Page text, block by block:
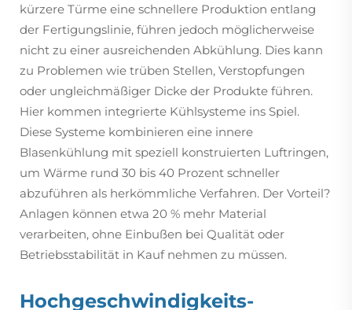
kürzere Türme eine schnellere Produktion entlang
der Fertigungslinie, führen jedoch möglicherweise
nicht zu einer ausreichenden Abkühlung. Dies kann
zu Problemen wie trüben Stellen, Verstopfungen
oder ungleichmäßiger Dicke der Produkte führen.
Hier kommen integrierte Kühlsysteme ins Spiel.
Diese Systeme kombinieren eine innere
Blasenkühlung mit speziell konstruierten Luftringen,
um Wärme rund 30 bis 40 Prozent schneller
abzuführen als herkömmliche Verfahren. Der Vorteil?
Anlagen können etwa 20 % mehr Material
verarbeiten, ohne Einbußen bei Qualität oder
Betriebsstabilität in Kauf nehmen zu müssen.
Hochgeschwindigkeits-